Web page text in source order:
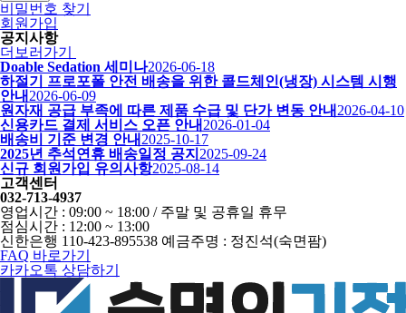
비밀번호 찾기
회원가입
공지사항
더보러가기
Doable Sedation 세미나2026-06-18
하절기 프로포폴 안전 배송을 위한 콜드체인(냉장) 시스템 시행
안내 2026-06-09
원자재 공급 부족에 따른 제품 수급 및 단가 변동 안내 2026-04-10
신용카드 결제 서비스 오픈 안내 2026-01-04
배송비 기준 변경 안내 2025-10-17
2025년 추석연휴 배송일정 공지 2025-09-24
신규 회원가입 유의사항2025-08-14
고객센터
032-713-4937
영업시간 : 09:00 ~ 18:00 / 주말 및 공휴일 휴무
점심시간 : 12:00 ~ 13:00
신한은행 110-423-895538 예금주명 : 정진석(숙면팜)
FAQ 바로가기
카카오톡 상담하기